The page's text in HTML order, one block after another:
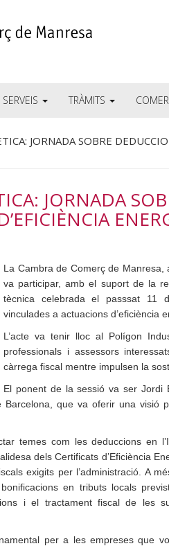
SERVEIS TRÀMITS
JORNADA SOBRE
JORNADA
La Cambra de Comerç de Manresa,
va participar, amb el suport de la
tècnica celebrada el passsat 11
vinculades a actuacions d’eficiència
L’acte va tenir lloc al Polígon
professionals i assessors
càrrega fiscal mentre impulsen la
El ponent de la sessió va ser Jordi
que va oferir una visió
temes com les deduccions en
dels Certificats d’Eficiència
exigits per l’administració. A
en tributs locals
i el tractament fiscal de les
per a les empreses que